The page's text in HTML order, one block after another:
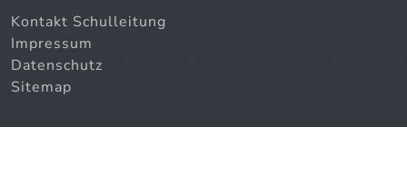
Kontakt Schulleitung
Impressum
Datenschutz
Sitemap